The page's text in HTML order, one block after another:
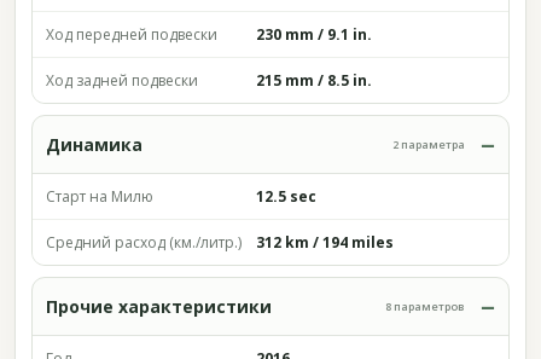
Ход передней подвески 230 mm / 9.1 in.
Ход задней подвески 215 mm / 8.5 in.
Динамика 2 параметра
Старт на Милю 12.5 sec
Средний расход (км./литр.) 312 km / 194 miles
Прочие характеристики 8 параметров